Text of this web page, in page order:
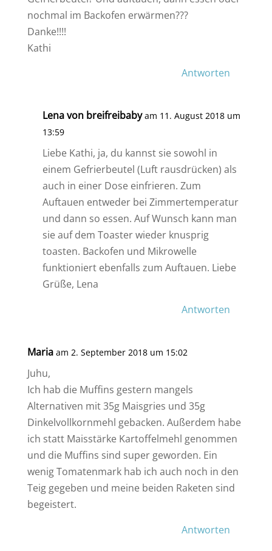
nochmal im Backofen erwärmen???
Danke!!!!
Kathi
Antworten
Lena von breifreibaby am 11. August 2018 um
13:59
Liebe Kathi, ja, du kannst sie sowohl in
einem Gefrierbeutel (Luft rausdrücken) als
auch in einer Dose einfrieren. Zum
Auftauen entweder bei Zimmertemperatur
und dann so essen. Auf Wunsch kann man
sie auf dem Toaster wieder knusprig
toasten. Backofen und Mikrowelle
funktioniert ebenfalls zum Auftauen. Liebe
Grüße, Lena
Antworten
Maria am 2. September 2018 um 15:02
Juhu,
Ich hab die Muffins gestern mangels
Alternativen mit 35g Maisgries und 35g
Dinkelvollkornmehl gebacken. Außerdem habe
ich statt Maisstärke Kartoffelmehl genommen
und die Muffins sind super geworden. Ein
wenig Tomatenmark hab ich auch noch in den
Teig gegeben und meine beiden Raketen sind
begeistert.
Antworten